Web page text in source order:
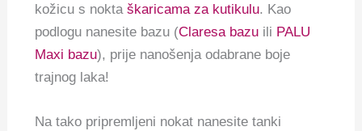
kožicu s noktaškaricama za kutikulu. Kao
podlogu nanesite bazu (Claresa bazu ili PALU
Maxi bazu), prije nanošenja odabrane boje
trajnog laka!
Na tako pripremljeni nokat nanesite tanki